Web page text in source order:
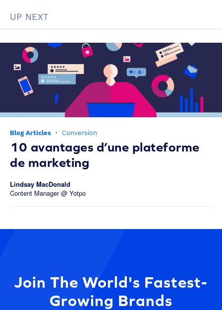
UP NEXT
Blog Articles · Conversion
10 avantages d’une plateforme
de marketing
Lindsay MacDonald
Content Manager @ Yotpo
Join The World's Fastest-
Growing Brands